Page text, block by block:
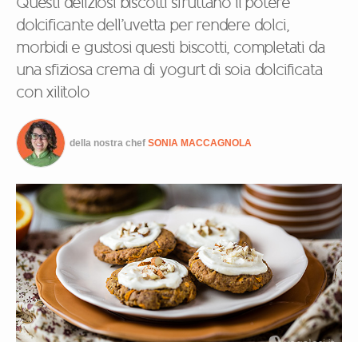
dolcificante dell’uvetta per rendere dolci,
morbidi e gustosi questi biscotti, completati da
una sfiziosa crema di yogurt di soia dolcificata
con xilitolo
della nostra chef SONIA MACCAGNOLA